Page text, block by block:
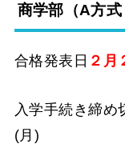
商学部（A方式
合格発表日 ２月
入学手続き締め
(月)